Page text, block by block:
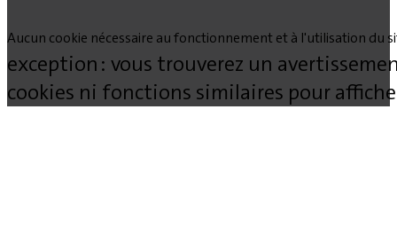
Aucun cookie nécessaire au fonctionnement et à l'utilisation du
exception : vous trouverez un
cookies ni fonctions similaires pour